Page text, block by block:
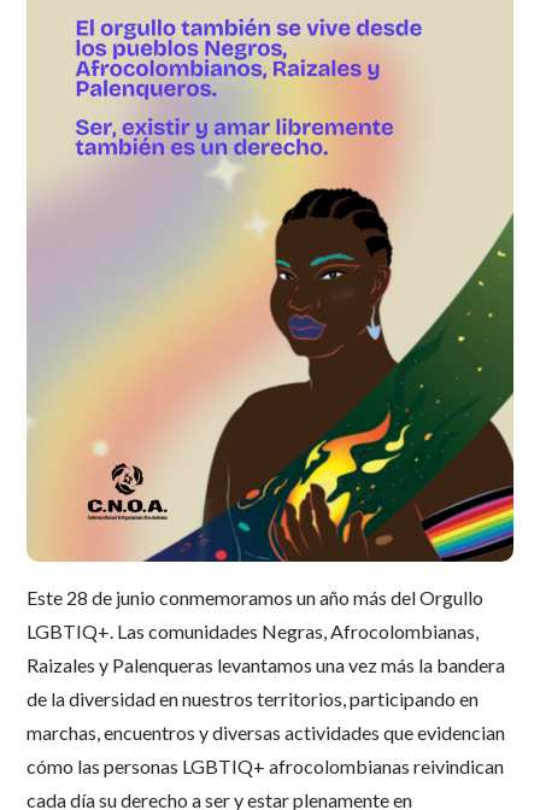
Este 28 de junio conmemoramos un año más del Orgullo
LGBTIQ+. Las comunidades Negras, Afrocolombianas,
Raizales y Palenqueras levantamos una vez más la bandera
de la diversidad en nuestros territorios, participando en
marchas, encuentros y diversas actividades que evidencian
cómo las personas LGBTIQ+ afrocolombianas reivindican
cada día su derecho a ser y estar plenamente en